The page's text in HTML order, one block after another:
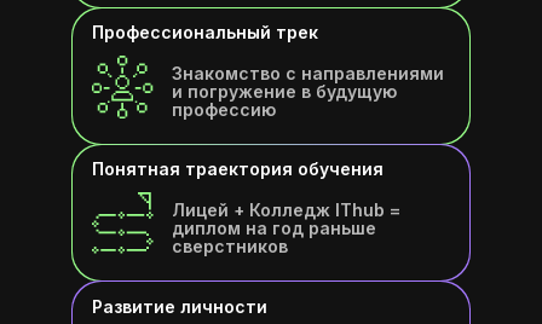
Профессиональный трек
Знакомство с направлениями
и погружение в будущую
профессию
Понятная траектория обучения
Лицей + Колледж IThub =
диплом на год раньше
сверстников
Развитие личности